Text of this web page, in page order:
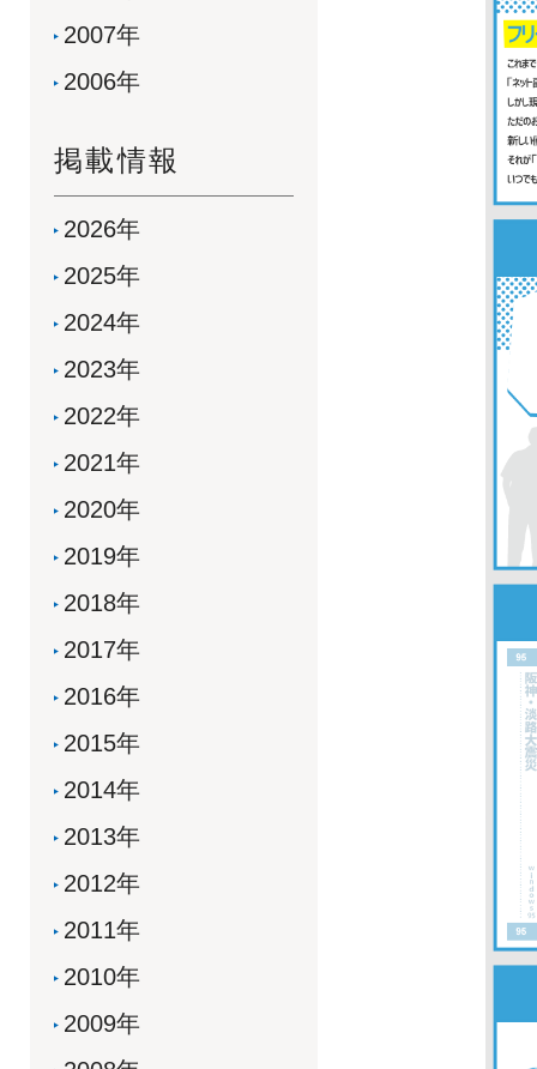
2007年
2006年
掲載情報
2026年
2025年
2024年
2023年
2022年
2021年
2020年
2019年
2018年
2017年
2016年
2015年
2014年
2013年
2012年
2011年
2010年
2009年